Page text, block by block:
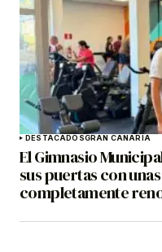
DESTACADOSGRAN CANARIA
El Gimnasio
sus puertas con
completamente